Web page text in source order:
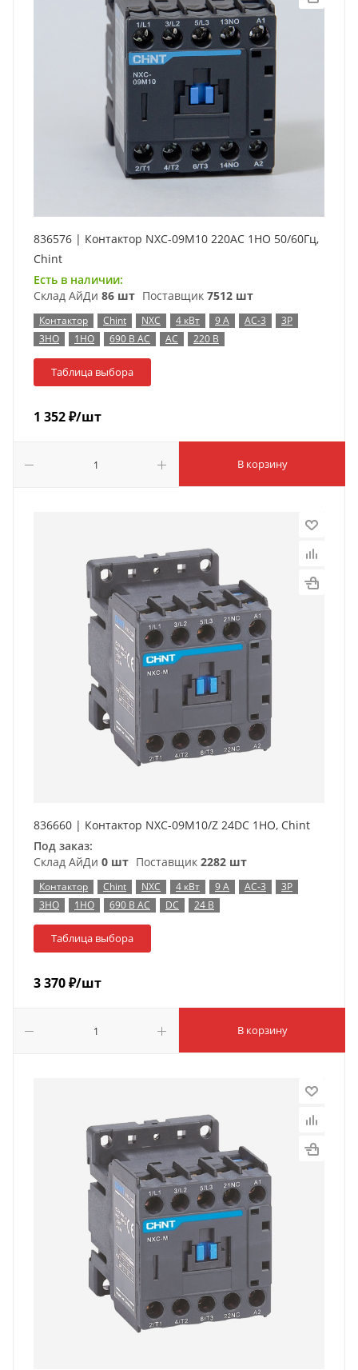
836576 | Контактор NXC-09M10 220AC 1НО 50/60Гц,
Chint
Есть в наличии:
Склад АйДи 86 шт Поставщик 7512 шт
Контактор Chint NXC 4 кВт 9 А AC-3
3P
3НО
1НО 690 В AC AC 220 В
Таблица выбора
1 352₽/шт
В корзину
836660 | Контактор NXC-09M10/Z 24DC 1НO, Chint
Под заказ:
Склад АйДи 0 шт Поставщик 2282 шт
Контактор Chint NXC 4 кВт 9 А AC-3
3P
3НО
1НО 690 В AC DC 24 В
Таблица выбора
3 370₽/шт
В корзину